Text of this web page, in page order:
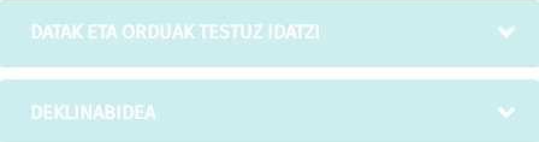
DATAK ETA ORDUAK TESTUZ IDATZI
DEKLINABIDEA